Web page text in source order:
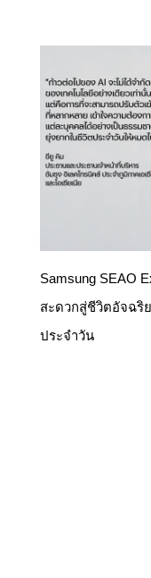
Samsung SEAO
สะดวกสู่ชีวิตอัจฉริ
ประจำวัน